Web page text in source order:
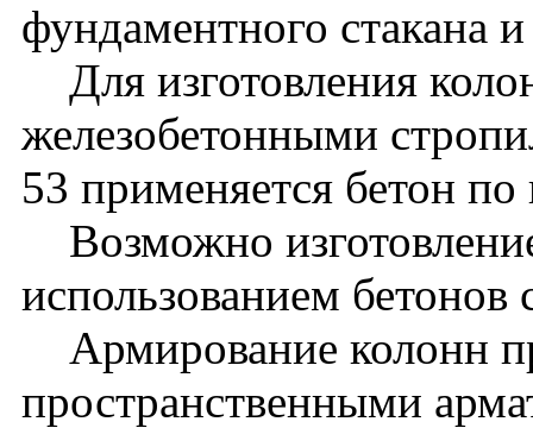
фундаментного стакана
Для изготовления
железобетонными
53 применяется бетон
Возможно
использованием
Армирование колонн
пространственными